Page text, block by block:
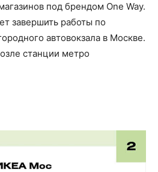
под брендом One Way.
завершить работы по
автовокзала в Москве.
станции метро